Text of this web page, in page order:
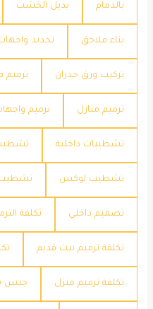
بالدمام بديل الخشب
بناء ملاحق تجديد
تركيب ورق جدران ترميم
ترميم منازل ترميم
تشطيبات داخلية
تشطيب لوكس تشطيب
تصميم داخلي تكلفة
تكلفة ترميم بيت قديم
تكلفة ترميم منزل جبس